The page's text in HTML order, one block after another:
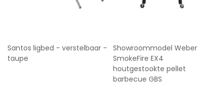
Santos ligbed - verstelbaar -
taupe
Showroommodel Weber
SmokeFire EX4
houtgestookte pellet
barbecue GBS